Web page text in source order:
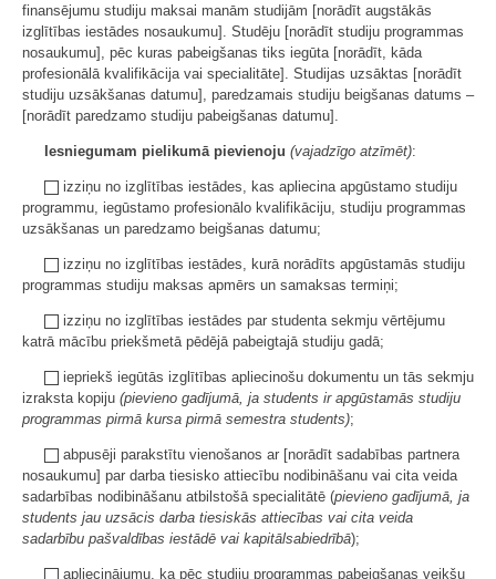
finansējumu studiju maksai manām studijām [norādīt augstākās
izglītības iestādes nosaukumu]. Studēju [norādīt studiju programmas
nosaukumu], pēc kuras pabeigšanas tiks iegūta [norādīt, kāda
profesionālā kvalifikācija vai specialitāte]. Studijas uzsāktas [norādīt
studiju uzsākšanas datumu], paredzamais studiju beigšanas datums –
[norādīt paredzamo studiju pabeigšanas datumu].
Iesniegumam pielikumā pievienoju (vajadzīgo atzīmēt):
izziņu no izglītības iestādes, kas apliecina apgūstamo studiju
programmu, iegūstamo profesionālo kvalifikāciju, studiju programmas
uzsākšanas un paredzamo beigšanas datumu;
izziņu no izglītības iestādes, kurā norādīts apgūstamās studiju
programmas studiju maksas apmērs un samaksas termiņi;
izziņu no izglītības iestādes par studenta sekmju vērtējumu
katrā mācību priekšmetā pēdējā pabeigtajā studiju gadā;
iepriekš iegūtās izglītības apliecinošu dokumentu un tās sekmju
izraksta kopiju (pievieno gadījumā, ja students ir apgūstamās studiju
programmas pirmā kursa pirmā semestra students);
abpusēji parakstītu vienošanos ar [norādīt sadabības partnera
nosaukumu] par darba tiesisko attiecību nodibināšanu vai cita veida
sadarbības nodibināšanu atbilstošā specialitātē (pievieno gadījumā, ja
students jau uzsācis darba tiesiskās attiecības vai cita veida
sadarbību pašvaldības iestādē vai kapitālsabiedrībā);
apliecinājumu, ka pēc studiju programmas pabeigšanas veikšu